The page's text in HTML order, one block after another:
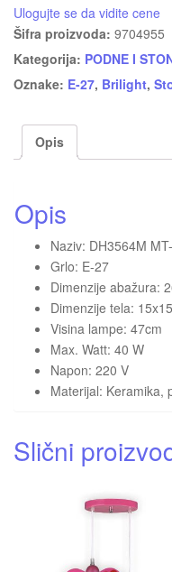
Ulogujte se da vidite cene
Šifra proizvoda: 9704955
Kategorija: PODNE I
Oznake: E-27, Brilight,
Opis
Opis
Naziv: DH3564M
Grlo: E-27
Dimenzije abažura:
Dimenzije tela:
Visina lampe: 47cm
Max. Watt: 40 W
Napon: 220 V
Materijal: Keramika,
Slični